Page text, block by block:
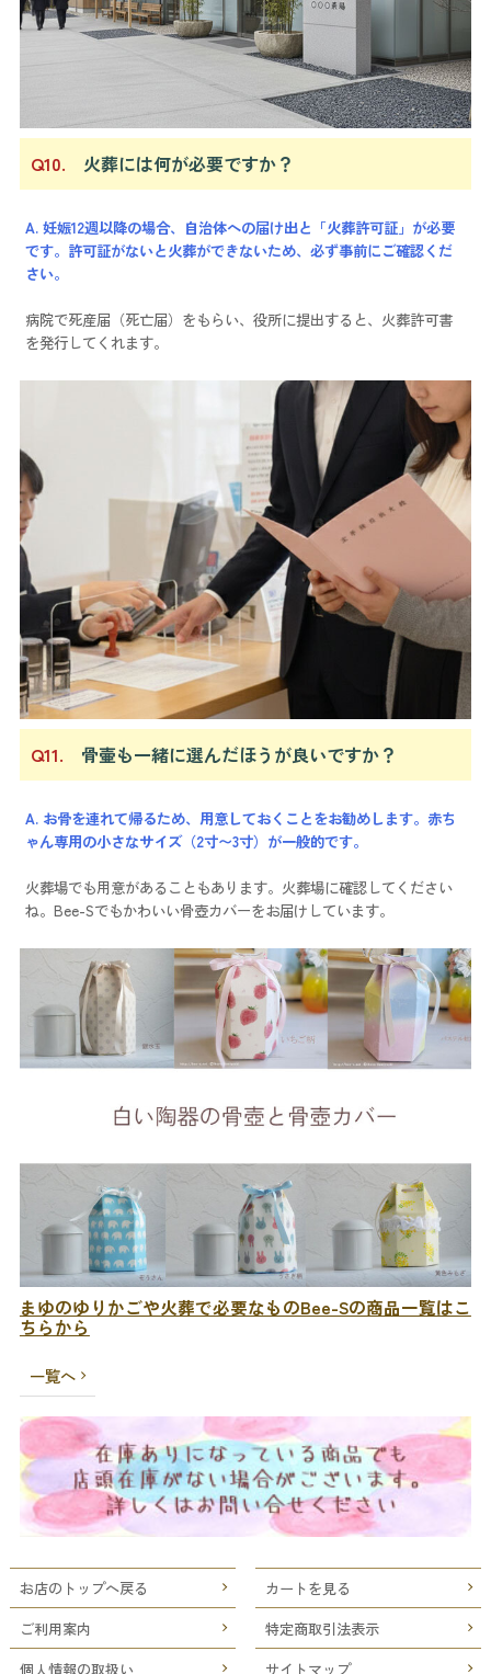
Q10. 火葬には何が必要ですか？
A. 妊娠12週以降の場合、自治体への届け出と「火葬許可証」が必要
です。許可証がないと火葬ができないため、必ず事前にご確認くだ
さい。
病院で死産届（死亡届）をもらい、役所に提出すると、火葬許可書
を発行してくれます。
Q11. 骨壷も一緒に選んだほうが良いですか？
A. お骨を連れて帰るため、用意しておくことをお勧めします。赤ち
ゃん専用の小さなサイズ（2寸〜3寸）が一般的です。
火葬場でも用意があることもあります。火葬場に確認してください
ね。Bee-Sでもかわいい骨壺カバーをお届けしています。
まゆのゆりかごや火葬で必要なものBee-Sの商品一覧はこ
ちらから
一覧へ
お店のトップへ戻る
カートを見る
ご利用案内
特定商取引法表示
個人情報の取扱い
サイトマップ